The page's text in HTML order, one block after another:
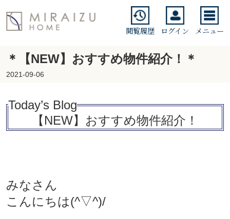
閲覧履歴 ログイン メニュー
＊【NEW】おすすめ物件紹介！＊
2021-09-06
Today’s Blog
【NEW】おすすめ物件紹介！
みなさん
こんにちは(^▽^)/